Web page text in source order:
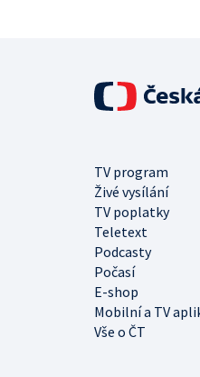
TV program
Živé vysílání
TV poplatky
Teletext
Podcasty
Počasí
E-shop
Mobilní a TV
Vše o ČT